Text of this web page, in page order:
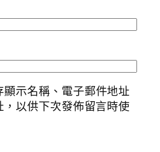
顯示名稱、電子郵件地址
，以供下次發佈留言時使